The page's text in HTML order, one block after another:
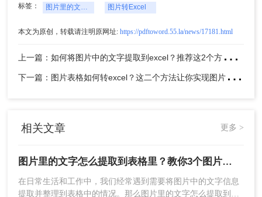
3、点击中间的“选择文件”上传要转换的图片。
标签： 图片里的文字怎么提取到表格里 图片转Excel
本文为原创，转载请注明原网址: https://pdftoword.55.la/news/17181.html
上
一篇：如何将图片中的文字提取到excel？推荐这2个方法，一学就会！
下
一篇：图片表格如何转excel？这二个方法让你实现图片转表格！
相关文章 更多 >
图片里的文字怎么提取到表格里？教你3个图片转excel方法
在日常生活和工作中，我们经常遇到需要将图片中的文字信息
提取并整理到表格中的情况。那么图片里的文字怎么提取到表